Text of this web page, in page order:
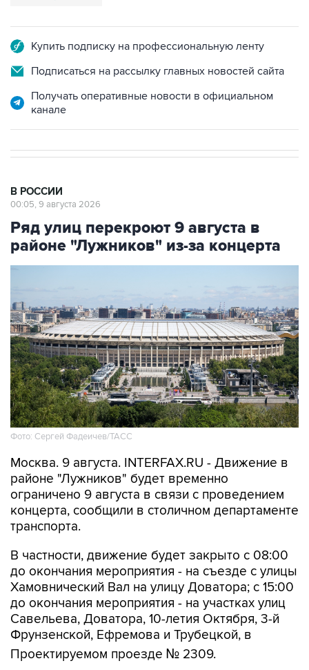
Купить подписку на профессиональную ленту
Подписаться на рассылку главных новостей сайта
Получать оперативные новости в официальном
канале
В РОССИИ
00:05, 9 августа 2026
Ряд улиц перекроют 9 августа в
районе "Лужников" из-за концерта
Фото: Сергей Фадеичев/ТАСС
Москва. 9 августа. INTERFAX.RU - Движение в
районе "Лужников" будет временно
ограничено 9 августа в связи с проведением
концерта, сообщили в столичном департаменте
транспорта.
В частности, движение будет закрыто с 08:00
до окончания мероприятия - на съезде с улицы
Хамовнический Вал на улицу Доватора; с 15:00
до окончания мероприятия - на участках улиц
Савельева, Доватора, 10-летия Октября, 3-й
Фрунзенской, Ефремова и Трубецкой, в
Проектируемом проезде № 2309.